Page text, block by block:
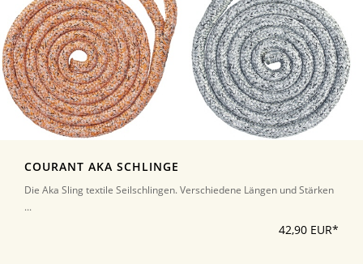
COURANT AKA SCHLINGE
Die Aka Sling textile Seilschlingen. Verschiedene Längen und Stärken
...
42,90 EUR*